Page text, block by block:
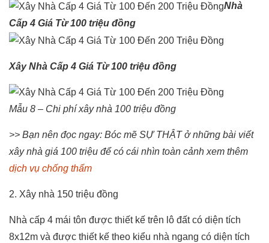
Nhà
Cấp 4 Giá Từ 100 triệu đồng
Xây Nhà Cấp 4 Giá Từ 100 triệu đồng
Mẫu 8 – Chi phí xây nhà 100 triệu đồng
>> Bạn nên đọc ngay: Bóc mẽ SỰ THẬT ở những bài viết
xây nhà giá 100 triệu để có cái nhìn toàn cảnh xem thêm
dịch vụ chống thấm
2. Xây nhà 150 triệu đồng
Nhà cấp 4 mái tôn được thiết kế trên lô đất có diện tích
8x12m và được thiết kế theo kiểu nhà ngang có diện tích